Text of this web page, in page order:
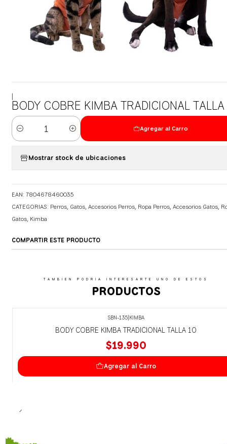
BODY COBRE KIMBA TRADICIONAL
Cantidad
Agregar al Carro
Mostrar stock de ubicaciones
EAN: 7804678460035
CATEGORIAS: Perros, Gatos,Accesorios Perros, Ropa Perros,Accesorios Gatos,
Gatos, Kimba
COMPARTIR ESTE PRODUCTO
TAMBIEN PODRIA INTERESARTE UNO DE ESTOS
PRODUCTOS
SBN-135 KIMBA
BODY COBRE KIMBA TRADICIONAL TALLA 10
$19.990
Agregar al Carro